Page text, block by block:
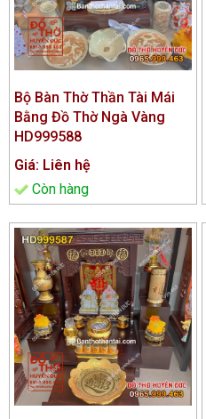
Bộ Bàn Thờ Thần Tài Mái
Bằng Đồ Thờ Ngà Vàng
HD999588
Giá: Liên hệ
Còn hàng